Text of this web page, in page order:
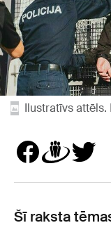
Ilustratīvs attēls.
Šī raksta